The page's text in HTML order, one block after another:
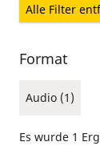
Alle Filter
Format
Audio (1)
Es wurde 1